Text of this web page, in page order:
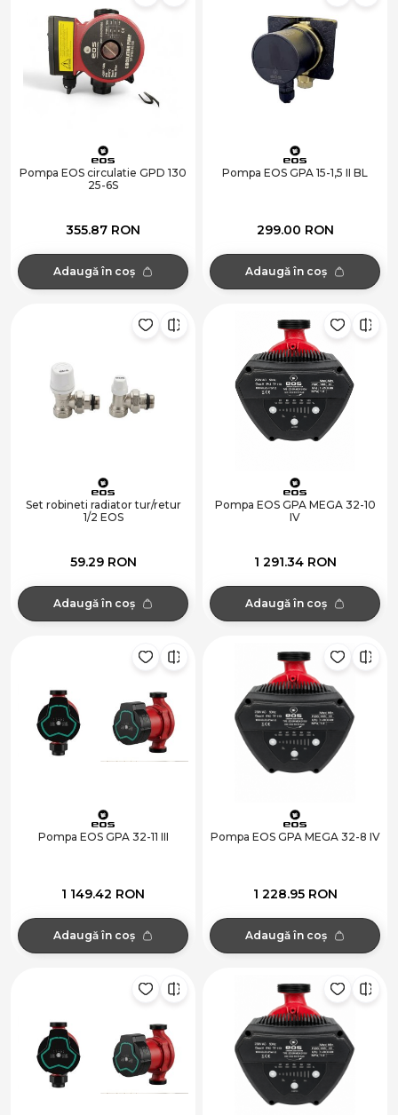
Pompa EOS circulatie GPD 130
25-6S
355.87 RON
Adaugă în coș
Pompa EOS GPA 15-1,5 II BL
299.00 RON
Adaugă în coș
Set robineti radiator tur/retur
1/2 EOS
59.29 RON
Adaugă în coș
Pompa EOS GPA MEGA 32-10
IV
1 291.34 RON
Adaugă în coș
Pompa EOS GPA 32-11 III
1 149.42 RON
Adaugă în coș
Pompa EOS GPA MEGA 32-8 IV
1 228.95 RON
Adaugă în coș